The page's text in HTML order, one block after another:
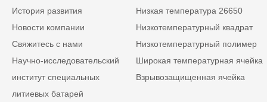
История развития
Новости компании
Свяжитесь с нами
Научно-исследовательский
институт специальных
литиевых батарей
Низкая температура 26650
Низкотемпературный квадрат
Низкотемпературный полимер
Широкая температурная ячейка
Взрывозащищенная ячейка